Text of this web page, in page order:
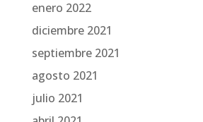
enero 2022
diciembre 2021
septiembre 2021
agosto 2021
julio 2021